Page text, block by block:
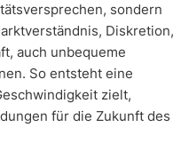
sondern
Diskretion,
auch unbequeme
So entsteht eine
zielt,
für die Zukunft des